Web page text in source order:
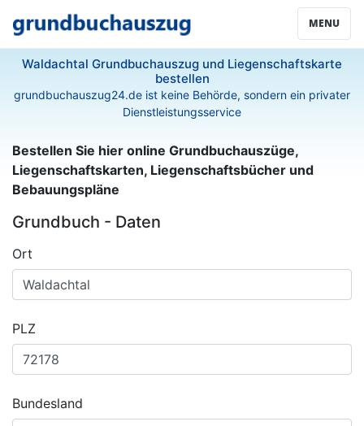
MENU
Waldachtal Grundbuchauszug und Liegenschaftskarte
bestellen
grundbuchauszug24.de ist keine Behörde, sondern ein privater
Dienstleistungsservice
Bestellen Sie hier online Grundbuchauszüge,
Liegenschaftskarten, Liegenschaftsbücher und
Bebauungspläne
Grundbuch - Daten
Ort
PLZ
Bundesland